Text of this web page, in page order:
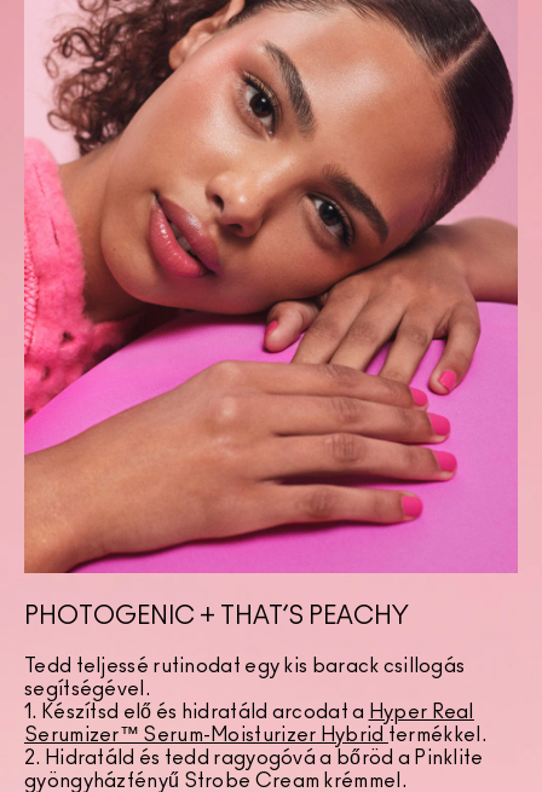
PHOTOGENIC + THAT’S PEACHY
Tedd teljessé rutinodat egy kis barack csillogás
segítségével.
1. Készítsd elő és hidratáld arcodat a Hyper Real
Serumizer™ Serum-Moisturizer Hybrid termékkel.
2. Hidratáld és tedd ragyogóvá a bőröd a Pinklite
gyöngyházfényű Strobe Cream krémmel.